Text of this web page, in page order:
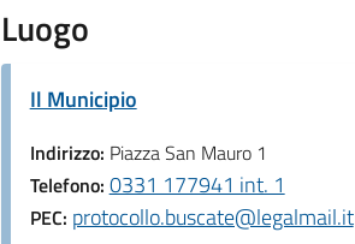
Luogo
Il Municipio
Indirizzo: Piazza San Mauro 1
Telefono: 0331 177941 int. 1
PEC: protocollo.buscate@legalmail.it